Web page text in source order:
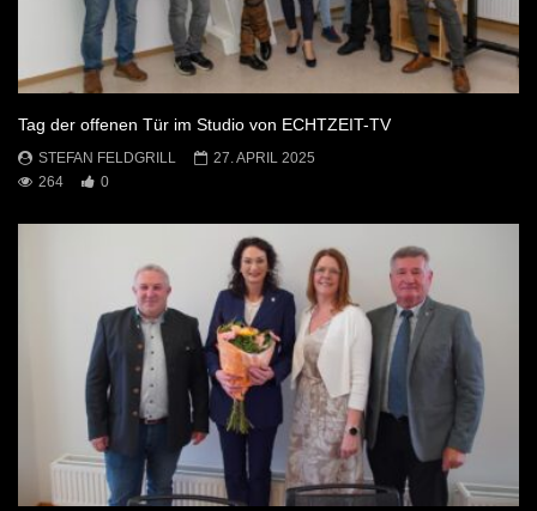
Tag der offenen Tür im Studio von ECHTZEIT-TV
STEFAN FELDGRILL
27. APRIL 2025
264
0